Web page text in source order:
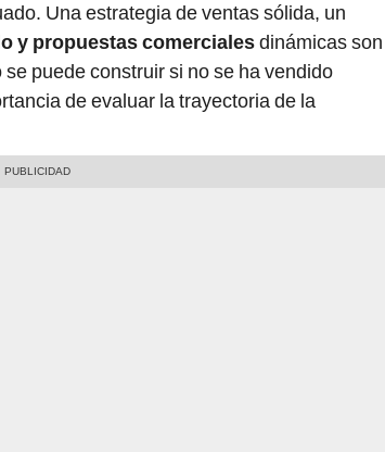
Una estrategia de ventas sólida, un
y propuestas comercialesdinámicas son
puede construir si no se ha vendido
de evaluar la trayectoria de la